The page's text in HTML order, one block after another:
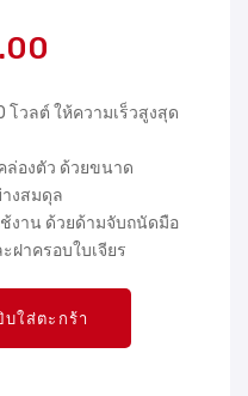
โวลต์ ให้ความเร็วสูงสุด
ล่องตัว ด้วยขนาด
งสมดุล
งาน ด้วยด้ามจับถนัดมือ
ฝาครอบใบเจียร
บใส่ตะกร้า